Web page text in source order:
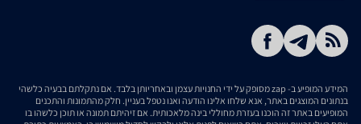
המידע המופיע ב- zap מסופק על ידי החנויות עצמן ובאחריותן בלבד. אם נתקלתם בבעיה כלשהי
בנתונים המוצגים באתר, אנא שלחו אלינו הודעה ואנו נטפל בעניין. חלק מהתמונות והתכנים
המופיעים באתר זה הוכנו בעזרת מחוללי בינה מלאכותית. אם זיהיתם תמונה או תוכן כלשהו בו